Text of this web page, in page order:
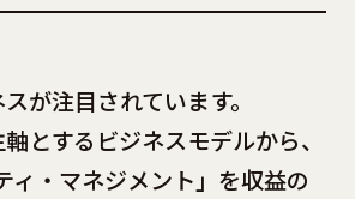
が注目されています。
軸とするビジネスモデルから、
ィ・マネジメント」を収益の